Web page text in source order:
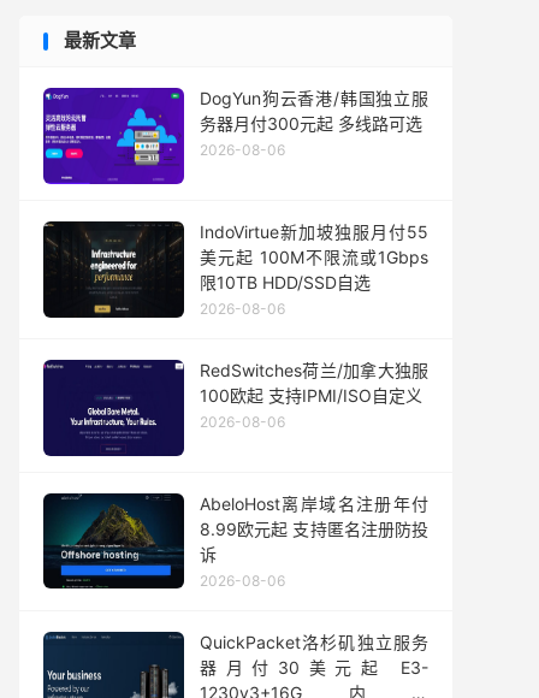
最新文章
DogYun狗云香港/韩国独立服
务器月付300元起 多线路可选
2026-08-06
IndoVirtue新加坡独服月付55
美元起 100M不限流或1Gbps
限10TB HDD/SSD自选
2026-08-06
RedSwitches荷兰/加拿大独服
100欧起 支持IPMI/ISO自定义
2026-08-06
AbeloHost离岸域名注册年付
8.99欧元起 支持匿名注册防投
诉
2026-08-06
QuickPacket洛杉矶独立服务
器月付30美元起 E3-
1230v3+16G内存